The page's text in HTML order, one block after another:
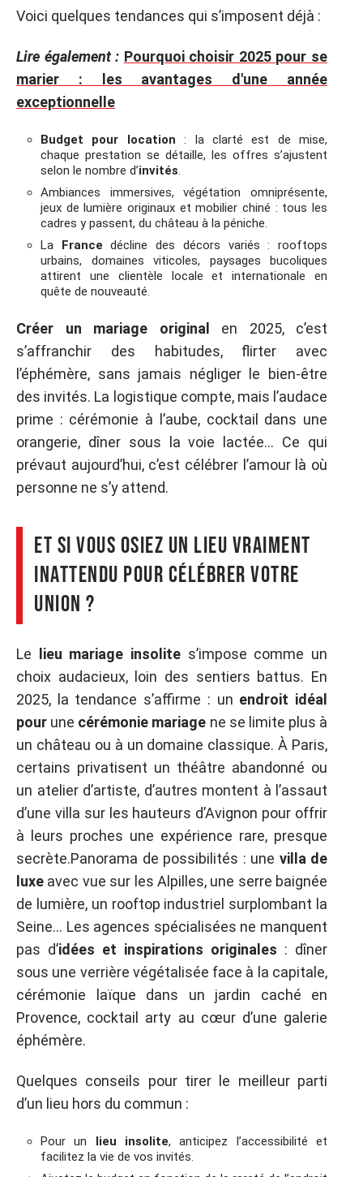
Voici quelques tendances qui s’imposent déjà :
Lire également : Pourquoi choisir 2025 pour se
marier : les avantages d'une année
exceptionnelle
Budget pour location : la clarté est de mise,
chaque prestation se détaille, les offres s’ajustent
selon le nombre d’invités
Ambiances immersives, végétation omniprésente,
jeux de lumière originaux et mobilier chiné : tous les
cadres y passent, du château à la péniche.
La France décline des décors variés : rooftops
urbains, domaines viticoles, paysages bucoliques
attirent une clientèle locale et internationale en
quête de nouveauté.
Créer un mariage original
en 2025, c’est
s’affranchir des habitudes, flirter avec
l’éphémère, sans jamais négliger le bien-être
des invités. La logistique compte, mais l’audace
prime : cérémonie à l’aube, cocktail dans une
orangerie, dîner sous la voie lactée… Ce qui
prévaut aujourd’hui, c’est célébrer l’amour là où
personne ne s’y attend.
Et si vous osiez un lieu vraiment
inattendu pour célébrer votre
union ?
Le lieu mariage insolite s’impose comme un
choix audacieux, loin des sentiers battus. En
2025, la tendance s’affirme : un endroit idéal
pour une cérémonie mariage ne se limite plus à
un château ou à un domaine classique. À Paris,
certains privatisent un théâtre abandonné ou
un atelier d’artiste, d’autres montent à l’assaut
d’une villa sur les hauteurs d’Avignon pour offrir
à leurs proches une expérience rare, presque
secrète.Panorama de possibilités : une villa de
luxe avec vue sur les Alpilles, une serre baignée
de lumière, un rooftop industriel surplombant la
Seine… Les agences spécialisées ne manquent
pas d’idées et inspirations originales : dîner
sous une verrière végétalisée face à la capitale,
cérémonie laïque dans un jardin caché en
Provence, cocktail arty au cœur d’une galerie
éphémère.
Quelques conseils pour tirer le meilleur parti
d’un lieu hors du commun :
Pour un lieu insolite, anticipez l’accessibilité et
facilitez la vie de vos invités.